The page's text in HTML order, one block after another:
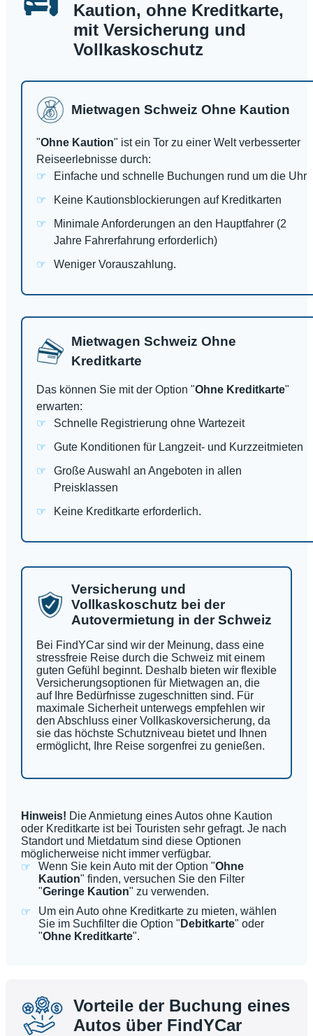
Kaution, ohne Kreditkarte,
mit Versicherung und
Vollkaskoschutz
Mietwagen Schweiz Ohne Kaution
"Ohne Kaution" ist ein Tor zu einer Welt verbesserter
Reiseerlebnisse durch:
Einfache und schnelle Buchungen rund um die Uhr
Keine Kautionsblockierungen auf Kreditkarten
Minimale Anforderungen an den Hauptfahrer (2
Jahre Fahrerfahrung erforderlich)
Weniger Vorauszahlung.
Mietwagen Schweiz Ohne
Kreditkarte
Das können Sie mit der Option "Ohne Kreditkarte"
erwarten:
Schnelle Registrierung ohne Wartezeit
Gute Konditionen für Langzeit- und Kurzzeitmieten
Große Auswahl an Angeboten in allen
Preisklassen
Keine Kreditkarte erforderlich.
Versicherung und
Vollkaskoschutz bei der
Autovermietung in der Schweiz
Bei FindYCar sind wir der Meinung, dass eine
stressfreie Reise durch die Schweiz mit einem
guten Gefühl beginnt. Deshalb bieten wir flexible
Versicherungsoptionen für Mietwagen an, die
auf Ihre Bedürfnisse zugeschnitten sind. Für
maximale Sicherheit unterwegs empfehlen wir
den Abschluss einer Vollkaskoversicherung, da
sie das höchste Schutzniveau bietet und Ihnen
ermöglicht, Ihre Reise sorgenfrei zu genießen.
Hinweis! Die Anmietung eines Autos ohne Kaution
oder Kreditkarte ist bei Touristen sehr gefragt. Je nach
Standort und Mietdatum sind diese Optionen
möglicherweise nicht immer verfügbar.
Wenn Sie kein Auto mit der Option "Ohne
Kaution" finden, versuchen Sie den Filter
"Geringe Kaution" zu verwenden.
Um ein Auto ohne Kreditkarte zu mieten, wählen
Sie im Suchfilter die Option " Debitkarte" oder
"Ohne Kreditkarte".
Vorteile der Buchung eines
Autos über FindYCar